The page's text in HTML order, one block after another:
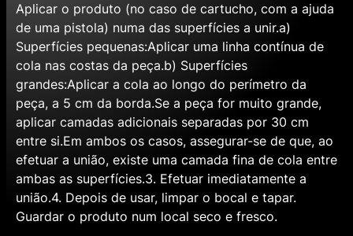
Aplicar o produto (no caso de cartucho, com a ajuda
de uma pistola) numa das superfícies a unir.a)
Superfícies pequenas:Aplicar uma linha contínua de
cola nas costas da peça.b) Superfícies
grandes:Aplicar a cola ao longo do perímetro da
peça, a 5 cm da borda.Se a peça for muito grande,
aplicar camadas adicionais separadas por 30 cm
entre si.Em ambos os casos, assegurar-se de que, ao
efetuar a união, existe uma camada fina de cola entre
ambas as superfícies.3. Efetuar imediatamente a
união.4. Depois de usar, limpar o bocal e tapar.
Guardar o produto num local seco e fresco.